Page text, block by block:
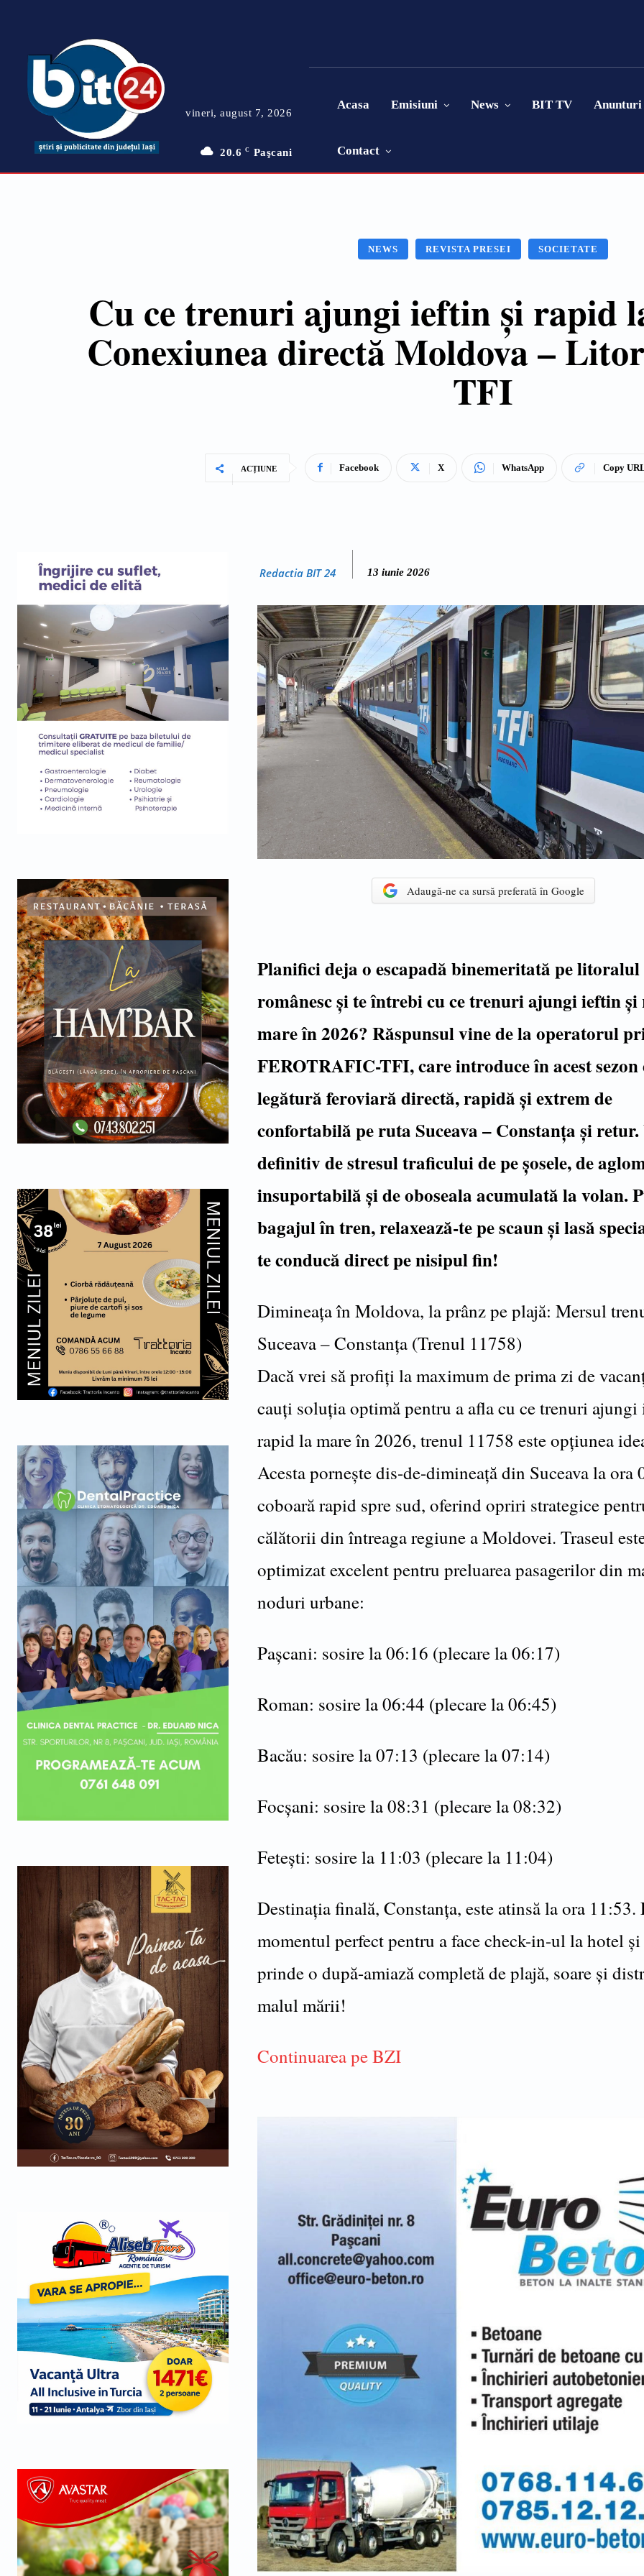
vineri, august 7, 2026
20.6 C Paşcani
Acasa Emisiuni News BIT TV Anunturi
Contact
NEWS REVISTA PRESEI SOCIETATE
Cu ce trenuri ajungi ieftin și rapid
Conexiunea directă Moldova –
TFI
ACȚIUNE Facebook X WhatsApp Copy
Redactia BIT 24 13 iunie 2026
Adaugă-ne ca sursă preferată în Google
Planifici deja o escapadă binemeritată pe litoralul
românesc și te întrebi cu ce trenuri ajungi ieftin
mare în 2026? Răspunsul vine de la operatorul
FEROTRAFIC-TFI, care introduce în acest sezon
legătură feroviară directă, rapidă și extrem de
confortabilă pe ruta Suceava – Constanța și
definitiv de stresul traficului de pe șosele, de
insuportabilă și de oboseala acumulată la volan.
bagajul în tren, relaxează-te pe scaun și lasă
te conducă direct pe nisipul fin!
Dimineața în Moldova, la prânz pe plajă: Mersul
Suceava – Constanța (Trenul 11758)
Dacă vrei să profiți la maximum de prima zi de
cauți soluția optimă pentru a afla cu ce trenuri
rapid la mare în 2026, trenul 11758 este opțiunea
Acesta pornește dis-de-dimineață din Suceava la ora
coboară rapid spre sud, oferind opriri strategice
călătorii din întreaga regiune a Moldovei. Traseul
optimizat excelent pentru preluarea pasagerilor din
noduri urbane:
Pașcani: sosire la 06:16 (plecare la 06:17)
Roman: sosire la 06:44 (plecare la 06:45)
Bacău: sosire la 07:13 (plecare la 07:14)
Focșani: sosire la 08:31 (plecare la 08:32)
Fetești: sosire la 11:03 (plecare la 11:04)
Destinația finală, Constanța, este atinsă la ora 11:53.
momentul perfect pentru a face check-in-ul la hotel
prinde o după-amiază completă de plajă, soare și
malul mării!
Continuarea pe BZI